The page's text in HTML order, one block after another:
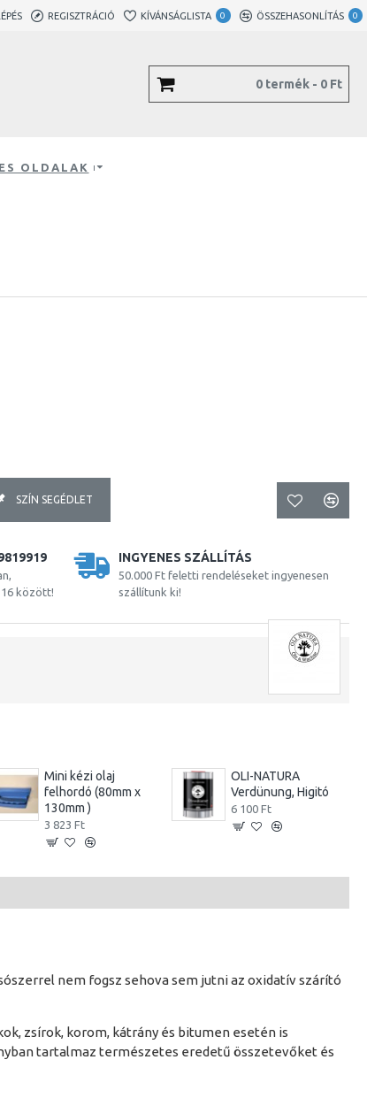
REGISZTRÁCIÓ KÍVÁNSÁGLISTA 0 ÖSSZEHASONLÍTÁS 0
0 termék - 0 Ft
OLDALAK
között!
INGYENES SZÁLLÍTÁS
50.000 Ft feletti rendeléseket ingyenesen
szállítunk ki!
SZÍN SEGÉDLET
Mini kézi olaj
felhordó (80mm x
130mm )
3 823 Ft
OLI-NATURA
Verdünung, Higitó
6 100 Ft
nem fogsz sehova sem jutni az oxidatív szárító
zsírok, korom, kátrány és bitumen esetén is
tartalmaz természetes eredetű összetevőket és